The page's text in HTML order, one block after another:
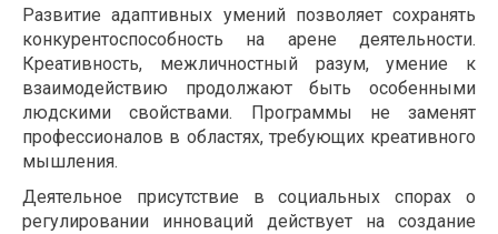
Развитие адаптивных умений позволяет сохранять
конкурентоспособность на арене деятельности.
Креативность, межличностный разум, умение к
взаимодействию продолжают быть особенными
людскими свойствами. Программы не заменят
профессионалов в областях, требующих креативного
мышления.
Деятельное присутствие в социальных спорах о
регулировании инноваций действует на создание